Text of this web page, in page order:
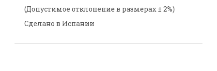
(Допустимое отклонение в размерах ± 2%)
Сделано в Испании